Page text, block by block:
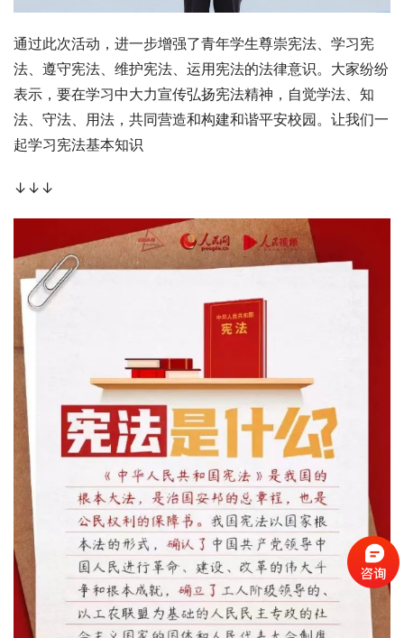
通过此次活动，进一步增强了青年学生尊崇宪法、学习宪
法、遵守宪法、维护宪法、运用宪法的法律意识。大家纷纷
表示，要在学习中大力宣传弘扬宪法精神，自觉学法、知
法、守法、用法，共同营造和构建和谐平安校园。让我们一
起学习宪法基本知识
↓↓↓